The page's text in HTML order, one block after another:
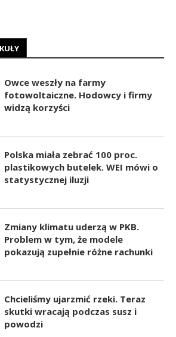
Owce weszły na farmy
fotowoltaiczne. Hodowcy i firmy
widzą korzyści
Polska miała zebrać 100 proc.
plastikowych butelek. WEI mówi o
statystycznej iluzji
Zmiany klimatu uderzą w PKB.
Problem w tym, że modele
pokazują zupełnie różne rachunki
Chcieliśmy ujarzmić rzeki. Teraz
skutki wracają podczas susz i
powodzi